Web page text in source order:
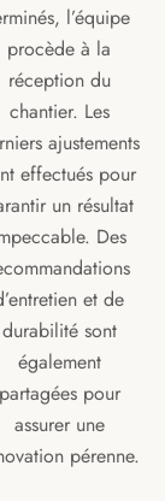
l’équipe
procède à la
réception du
chantier. Les
ajustements
effectués pour
un résultat
Des
et de
durabilité sont
également
partagées pour
assurer une
pérenne.